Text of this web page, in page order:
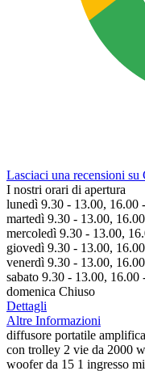
Lasciaci una recensioni
I nostri orari di apertura
lunedì 9.30 - 13.00, 16.00
martedì 9.30 - 13.00,
mercoledì 9.30 - 13.00,
giovedì 9.30 - 13.00,
venerdì 9.30 - 13.00,
sabato 9.30 - 13.00, 16.00
domenica Chiuso
Dettagli
Altre Informazioni
diffusore portatile
con trolley 2 vie da 2000
woofer da 15 1 ingresso